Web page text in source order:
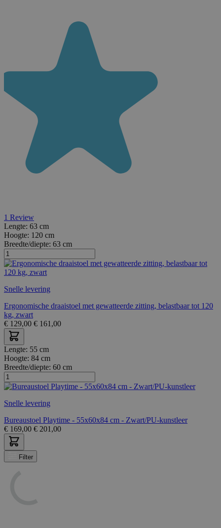
1 Review
Lengte: 63 cm
Hoogte: 120 cm
Breedte/diepte: 63 cm
Snelle levering
Ergonomische draaistoel met gewatteerde zitting, belastbaar tot 120
kg, zwart
€ 129,00 € 161,00
Lengte: 55 cm
Hoogte: 84 cm
Breedte/diepte: 60 cm
Snelle levering
Bureaustoel Playtime - 55x60x84 cm - Zwart/PU-kunstleer
€ 169,00 € 201,00
Filter